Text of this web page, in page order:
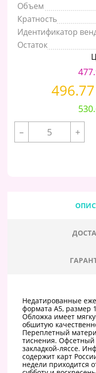
Объем
Кратность
Идентификатор
Остаток
–
+
Недатированные
формата А5, размер
Обложка имеет
обшитую
Переплетный
тиснения.
закладкой-ляссе.
содержит карт
недели приходится